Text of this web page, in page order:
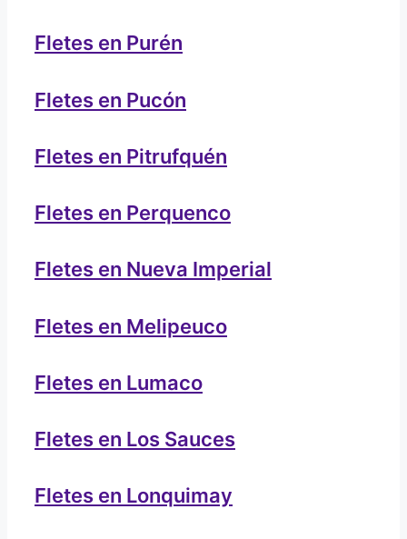
Fletes en Purén
Fletes en Pucón
Fletes en Pitrufquén
Fletes en Perquenco
Fletes en Nueva Imperial
Fletes en Melipeuco
Fletes en Lumaco
Fletes en Los Sauces
Fletes en Lonquimay